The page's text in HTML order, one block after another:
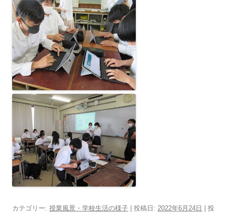
カテゴリー: 授業風景・学校生活の様子 | 投稿日: 2022年6月24日
投